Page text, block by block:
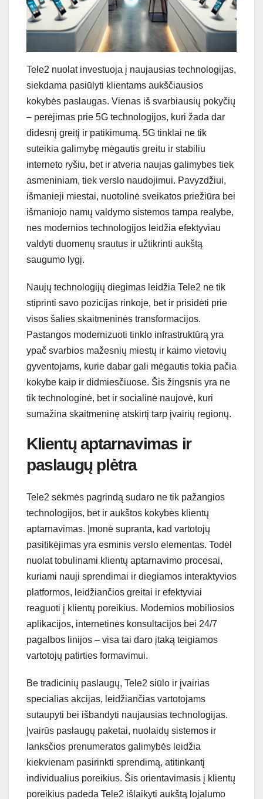
Tele2 nuolat investuoja į naujausias technologijas,
siekdama pasiūlyti klientams aukščiausios
kokybės paslaugas. Vienas iš svarbiausių pokyčių
– perėjimas prie 5G technologijos, kuri žada dar
didesnį greitį ir patikimumą. 5G tinklai ne tik
suteikia galimybę mėgautis greitu ir stabiliu
interneto ryšiu, bet ir atveria naujas galimybes tiek
asmeniniam, tiek verslo naudojimui. Pavyzdžiui,
išmanieji miestai, nuotolinė sveikatos priežiūra bei
išmaniojo namų valdymo sistemos tampa realybe,
nes modernios technologijos leidžia efektyviau
valdyti duomenų srautus ir užtikrinti aukštą
saugumo lygį.
Naujų technologijų diegimas leidžia Tele2 ne tik
stiprinti savo pozicijas rinkoje, bet ir prisidėti prie
visos šalies skaitmeninės transformacijos.
Pastangos modernizuoti tinklo infrastruktūrą yra
ypač svarbios mažesnių miestų ir kaimo vietovių
gyventojams, kurie dabar gali mėgautis tokia pačia
kokybe kaip ir didmiesčiuose. Šis žingsnis yra ne
tik technologinė, bet ir socialinė naujovė, kuri
sumažina skaitmeninę atskirtį tarp įvairių regionų.
Klientų aptarnavimas ir
paslaugų plėtra
Tele2 sėkmės pagrindą sudaro ne tik pažangios
technologijos, bet ir aukštos kokybės klientų
aptarnavimas. Įmonė supranta, kad vartotojų
pasitikėjimas yra esminis verslo elementas. Todėl
nuolat tobulinami klientų aptarnavimo procesai,
kuriami nauji sprendimai ir diegiamos interaktyvios
platformos, leidžiančios greitai ir efektyviai
reaguoti į klientų poreikius. Modernios mobiliosios
aplikacijos, internetinės konsultacijos bei 24/7
pagalbos linijos – visa tai daro įtaką teigiamos
vartotojų patirties formavimui.
Be tradicinių paslaugų, Tele2 siūlo ir įvairias
specialias akcijas, leidžiančias vartotojams
sutaupyti bei išbandyti naujausias technologijas.
Įvairūs paslaugų paketai, nuolaidų sistemos ir
lanksčios prenumeratos galimybės leidžia
kiekvienam pasirinkti sprendimą, atitinkantį
individualius poreikius. Šis orientavimasis į klientų
poreikius padeda Tele2 išlaikyti aukštą lojalumo